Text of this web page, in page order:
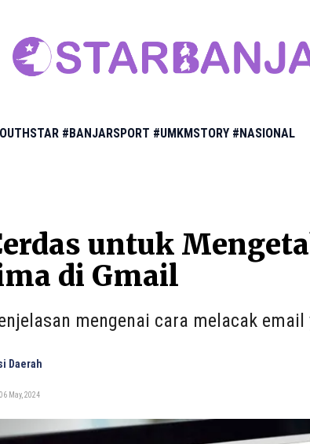
#BANJARSPORT #UMKMSTORY #NASIONAL
untuk
di Gmail
mengenai cara melacak
Daerah
May, 2024